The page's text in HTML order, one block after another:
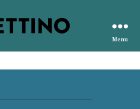
editore
Menu